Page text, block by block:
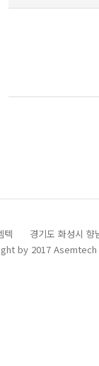
텍 경기도 화성시
by 2017